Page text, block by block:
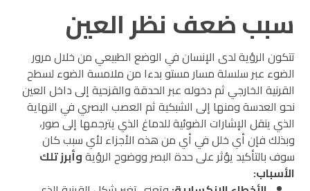
سبب ضعف نظر العين
تتكون الرؤية لدى الإنسان في الوضع الطبيعي من خلال مرور
الضوء عبر سلسلة مسار مستو بدءا من ملامسة الضوء لسطح
القرنية الخارجي ثم دخوله عبر الحدقة والقزحية إلى داخل العين
نحو العدسة ومنها إلى الشبكية ثم العصب البصري في النهاية
الذي ينقل الإشارات الضوئية للدماغ الذي يترجمها إلى صور،
وبذلك فإن أي خلل في أي من هذه الأجزاء لأي سبب كان
سوف بالتأكيد يؤثر على حدة البصر ووضوح الرؤيةوأبرز تلك
الأسباب: